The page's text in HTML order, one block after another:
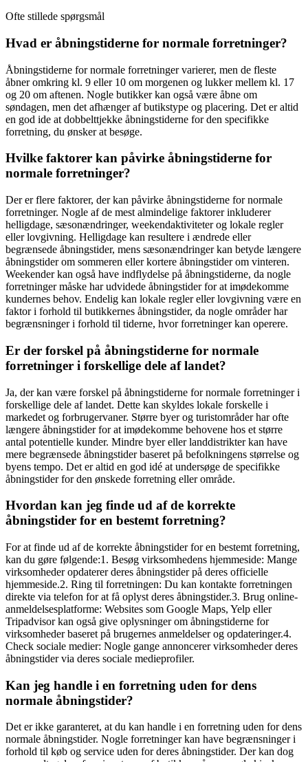
Ofte stillede spørgsmål
Hvad er åbningstiderne for normale forretninger?
Åbningstiderne for normale forretninger varierer, men de fleste
åbner omkring kl. 9 eller 10 om morgenen og lukker mellem kl. 17
og 20 om aftenen. Nogle butikker kan også være åbne om
søndagen, men det afhænger af butikstype og placering. Det er altid
en god ide at dobbelttjekke åbningstiderne for den specifikke
forretning, du ønsker at besøge.
Hvilke faktorer kan påvirke åbningstiderne for
normale forretninger?
Der er flere faktorer, der kan påvirke åbningstiderne for normale
forretninger. Nogle af de mest almindelige faktorer inkluderer
helligdage, sæsonændringer, weekendaktiviteter og lokale regler
eller lovgivning. Helligdage kan resultere i ændrede eller
begrænsede åbningstider, mens sæsonændringer kan betyde længere
åbningstider om sommeren eller kortere åbningstider om vinteren.
Weekender kan også have indflydelse på åbningstiderne, da nogle
forretninger måske har udvidede åbningstider for at imødekomme
kundernes behov. Endelig kan lokale regler eller lovgivning være en
faktor i forhold til butikkernes åbningstider, da nogle områder har
begrænsninger i forhold til tiderne, hvor forretninger kan operere.
Er der forskel på åbningstiderne for normale
forretninger i forskellige dele af landet?
Ja, der kan være forskel på åbningstiderne for normale forretninger i
forskellige dele af landet. Dette kan skyldes lokale forskelle i
markedet og forbrugervaner. Større byer og turistområder har ofte
længere åbningstider for at imødekomme behovene hos et større
antal potentielle kunder. Mindre byer eller landdistrikter kan have
mere begrænsede åbningstider baseret på befolkningens størrelse og
byens tempo. Det er altid en god idé at undersøge de specifikke
åbningstider for den ønskede forretning eller område.
Hvordan kan jeg finde ud af de korrekte
åbningstider for en bestemt forretning?
For at finde ud af de korrekte åbningstider for en bestemt forretning,
kan du gøre følgende:1. Besøg virksomhedens hjemmeside: Mange
virksomheder opdaterer deres åbningstider på deres officielle
hjemmeside.2. Ring til forretningen: Du kan kontakte forretningen
direkte via telefon for at få oplyst deres åbningstider.3. Brug online-
anmeldelsesplatforme: Websites som Google Maps, Yelp eller
Tripadvisor kan også give oplysninger om åbningstiderne for
virksomheder baseret på brugernes anmeldelser og opdateringer.4.
Check sociale medier: Nogle gange annoncerer virksomheder deres
åbningstider via deres sociale medieprofiler.
Kan jeg handle i en forretning uden for dens
normale åbningstider?
Det er ikke garanteret, at du kan handle i en forretning uden for dens
normale åbningstider. Nogle forretninger kan have begrænsninger i
forhold til køb og service uden for deres åbningstider. Der kan dog